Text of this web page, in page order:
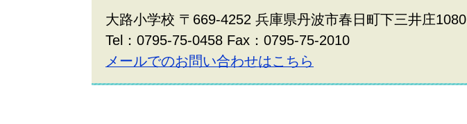
大路小学校 〒669-4252 兵庫県丹波市春日町下三井庄1080
Tel：0795-75-0458 Fax：0795-75-2010
メールでのお問い合わせはこちら